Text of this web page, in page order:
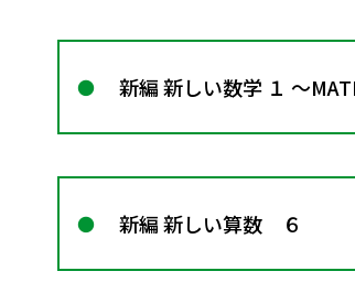
新編 新しい数学 １ ～
新編 新しい算数 ６